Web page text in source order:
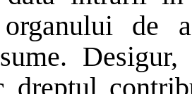
de
dreptul